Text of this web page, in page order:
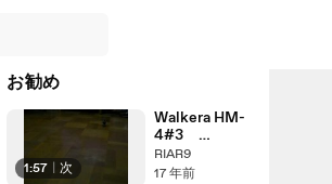
お勧め
1:57 次
Walkera HM-
4#3
Beginner【１】
RIAR9
17 年前